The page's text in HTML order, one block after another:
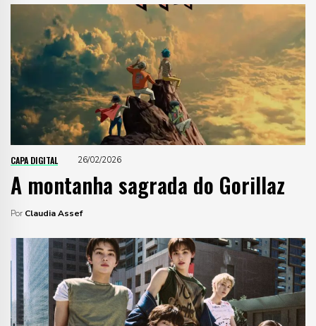
CAPA DIGITAL 26/02/2026
A montanha sagrada do Gorillaz
Por Claudia Assef